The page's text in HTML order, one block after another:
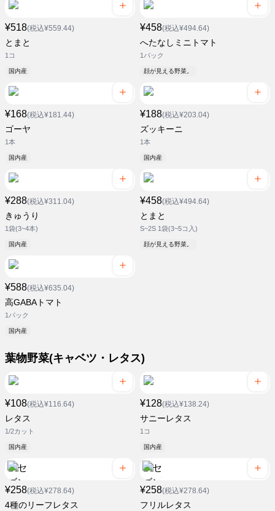
¥518(税込¥559.44)
とまと
1コ
国内産
¥458(税込¥494.64)
へたなしミニトマト
1パック
顔が見える野菜。
¥168(税込¥181.44)
ゴーヤ
1本
国内産
¥188(税込¥203.04)
ズッキーニ
1本
国内産
¥288(税込¥311.04)
きゅうり
1袋(3~4本)
国内産
¥458(税込¥494.64)
とまと
S~2S 1袋(3~5コ入)
顔が見える野菜。
¥588(税込¥635.04)
高GABAトマト
1パック
国内産
葉物野菜(キャベツ・レタス)
¥108(税込¥116.64)
レタス
1/2カット
国内産
¥128(税込¥138.24)
サニーレタス
1コ
国内産
¥258(税込¥278.64)
4種のリーフレタス
¥258(税込¥278.64)
フリルレタス